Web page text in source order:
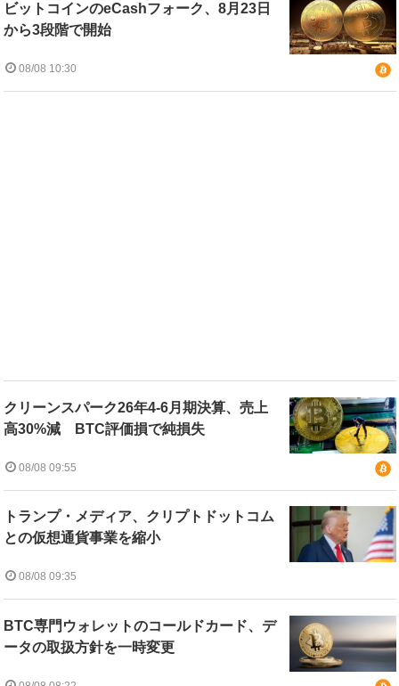
ビットコインのeCashフォーク、8月23日
から3段階で開始
08/08 10:30
クリーンスパーク26年4-6月期決算、売上
高30%減 BTC評価損で純損失
08/08 09:55
トランプ・メディア、クリプトドットコム
との仮想通貨事業を縮小
08/08 09:35
BTC専門ウォレットのコールドカード、デ
ータの取扱方針を一時変更